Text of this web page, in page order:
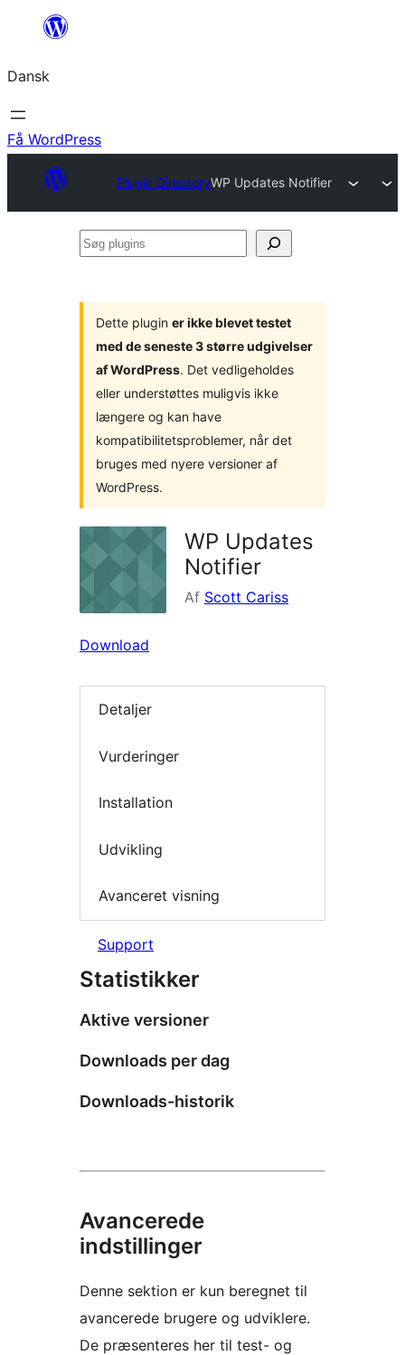
Spring
indhold
Dansk
Få WordPress
Plugin DirectoryWP Updates Notifier
Søg
Dette plugin er ikke blevet testet
med de seneste 3 større udgivelser
af WordPress. Det vedligeholdes
eller understøttes muligvis ikke
længere og kan have
kompatibilitetsproblemer, når det
bruges med nyere versioner af
WordPress.
WP Updates
Notifier
Af Scott Cariss
Download
Detaljer
Vurderinger
Installation
Udvikling
Avanceret visning
Support
Statistikker
Aktive versioner
Downloads per dag
Downloads-historik
Avancerede
indstillinger
Denne sektion er kun beregnet til
avancerede brugere og udviklere.
De præsenteres her til test- og